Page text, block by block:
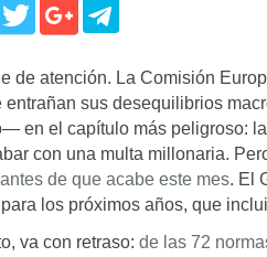
de atención. La Comisión
entrañan sus desequilibrios
en el capítulo más peligroso:
con una multa millonaria.
de que acabe este mes. El
los próximos años, que
va con retraso: de las 72